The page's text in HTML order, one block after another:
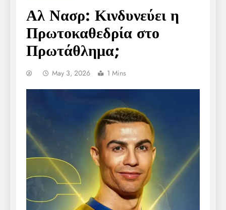
Αλ Νασρ: Κινδυνεύει η
Πρωτοκαθεδρία στο
Πρωτάθλημα;
May 3, 2026 1 Mins